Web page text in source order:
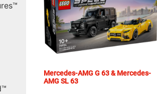
Mercedes-AMG G 63 & Mercedes-
AMG SL 63